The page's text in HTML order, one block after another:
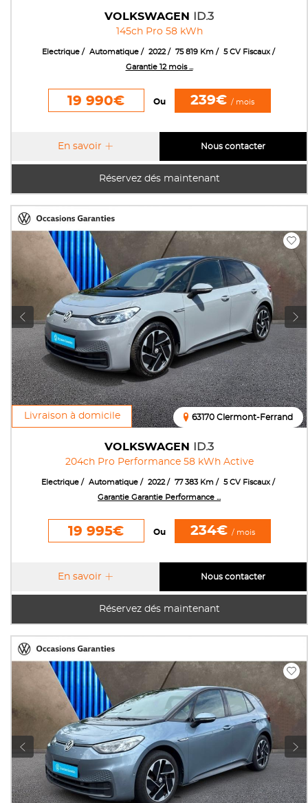
VOLKSWAGEN ID.3
145ch Pro 58 kWh
Electrique Automatique 2022 75 819 Km
5 CV Fiscaux
Garantie 12 mois ...
19 990€ Ou 239€ / mois
Réservez dés maintenant
En savoir Nous contacter
Livraison à domicile
VOLKSWAGEN ID.3
204ch Pro Performance 58 kWh Active
63170 Clermont-Ferrand
Electrique Automatique 2022 77 383 Km
5 CV Fiscaux
Garantie Garantie Performance ...
19 995€ Ou 234€ / mois
Réservez dés maintenant
En savoir Nous contacter